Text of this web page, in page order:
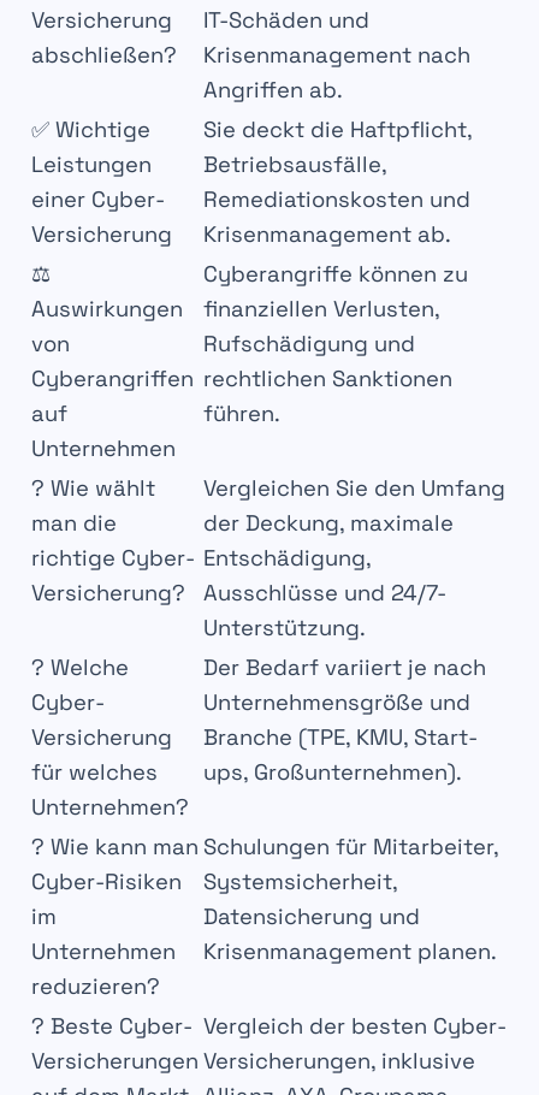
Versicherung
abschließen?
IT-Schäden und
Krisenmanagement nach
Angriffen ab.
✅ Wichtige
Leistungen
einer Cyber-
Versicherung
Sie deckt die Haftpflicht,
Betriebsausfälle,
Remediationskosten und
Krisenmanagement ab.
⚖️
Auswirkungen
von
Cyberangriffen
auf
Unternehmen
Cyberangriffe können zu
finanziellen Verlusten,
Rufschädigung und
rechtlichen Sanktionen
führen.
? Wie wählt
man die
richtige Cyber-
Versicherung?
Vergleichen Sie den Umfang
der Deckung, maximale
Entschädigung,
Ausschlüsse und 24/7-
Unterstützung.
? Welche
Cyber-
Versicherung
für welches
Unternehmen?
Der Bedarf variiert je nach
Unternehmensgröße und
Branche (TPE, KMU, Start-
ups, Großunternehmen).
? Wie kann man
Cyber-Risiken
im
Unternehmen
reduzieren?
Schulungen für Mitarbeiter,
Systemsicherheit,
Datensicherung und
Krisenmanagement planen.
? Beste Cyber-
Versicherungen
Vergleich der besten Cyber-
Versicherungen, inklusive